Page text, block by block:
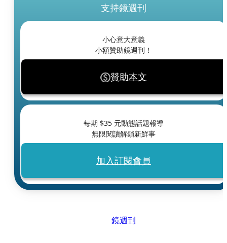
支持鏡週刊
小心意大意義
小額贊助鏡週刊！
贊助本文
每期 $35 元動態話題報導
無限閱讀解鎖新鮮事
加入訂閱會員
鏡週刊